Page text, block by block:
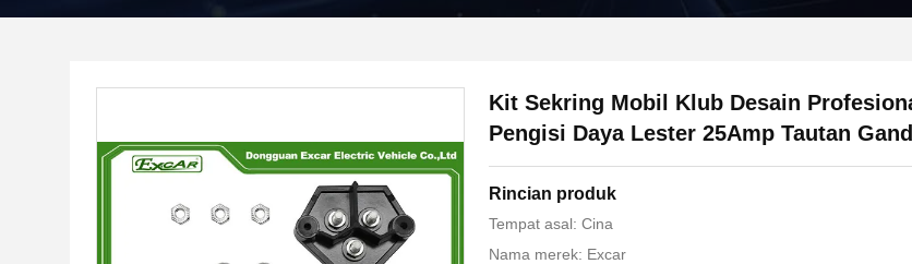
Kit Sekring Mobil Klub Desain
Pengisi Daya Lester 25Amp Tautan
Rincian produk
Tempat asal: Cina
Nama merek: Excar